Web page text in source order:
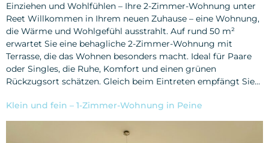
Einziehen und Wohlfühlen – Ihre 2-Zimmer-Wohnung unter
Reet Willkommen in Ihrem neuen Zuhause – eine Wohnung,
die Wärme und Wohlgefühl ausstrahlt. Auf rund 50 m²
erwartet Sie eine behagliche 2-Zimmer-Wohnung mit
Terrasse, die das Wohnen besonders macht. Ideal für Paare
oder Singles, die Ruhe, Komfort und einen grünen
Rückzugsort schätzen. Gleich beim Eintreten empfängt Sie…
Klein und fein – 1-Zimmer-Wohnung in Peine